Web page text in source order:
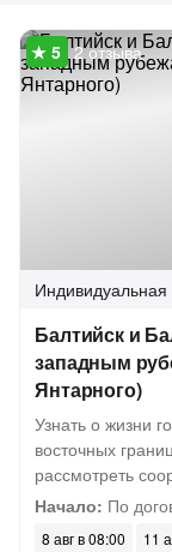
2 отзыва
Индивидуальная
Балтийск и
западным
Янтарного)
Узнать о жизни
восточных
рассмотреть
Начало: По
8 авг в 08:00
11